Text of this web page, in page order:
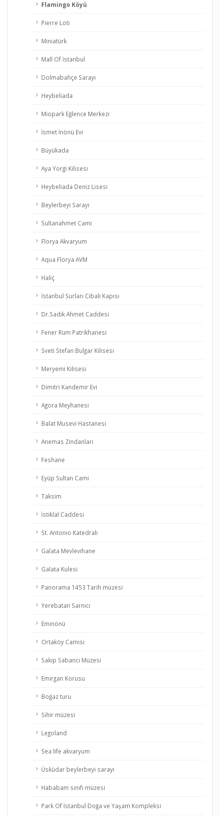
Flamingo Köyü
Pierre Loti
Miniatürk
Mall Of İstanbul
Dolmabahçe Sarayı
Heybeliada
Miopark Eğlence Merkezi
İsmet İnönü Evi
Büyükada
Aya Yorgi Kilisesi
Heybeliada Deniz Lisesi
Beylerbeyi Sarayı
Sultanahmet Cami
Florya Akvaryum
Aqua Florya AVM
Haliç
İstanbul Surları Cibali Kapısı
Dr.Sadık Ahmet Caddesi
Fener Rum Patrikhanesi
Sveti Stefan Bulgar Kilisesi
Meryemi Kilisesi
Dimitri Kandemir Evi
Agora Meyhanesi
Balat Musevi Hastanesi
Anemas Zindanları
Feshane
Eyüp Sultan Cami
Taksim
İstiklal Caddesi
St. Antonio Katedrali
Galata Mevlevihane
Galata Kulesi
Panorama 1453 Tarih müzesi
Yerebatan Sarnıcı
Eminönü
Ortaköy Camisi
Sakıp Sabancı Müzesi
Emirgan Korusu
Boğaz turu
Sihir müzesi
Legoland
Sea life akvaryum
Üsküdar beylerbeyi sarayı
Hababam sınıfı müzesi
Park Of İstanbul Doğa ve Yaşam Kompleksi